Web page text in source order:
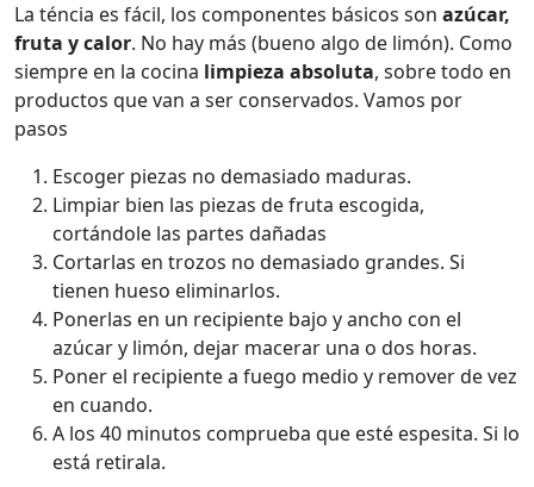
La téncia es fácil, los componentes básicos son azúcar,
fruta y calor. No hay más (bueno algo de limón). Como
siempre en la cocina limpieza absoluta, sobre todo en
productos que van a ser conservados. Vamos por
pasos
Escoger piezas no demasiado maduras.
Limpiar bien las piezas de fruta escogida,
cortándole las partes dañadas
Cortarlas en trozos no demasiado grandes. Si
tienen hueso eliminarlos.
Ponerlas en un recipiente bajo y ancho con el
azúcar y limón, dejar macerar una o dos horas.
Poner el recipiente a fuego medio y remover de vez
en cuando.
A los 40 minutos comprueba que esté espesita. Si lo
está retirala.